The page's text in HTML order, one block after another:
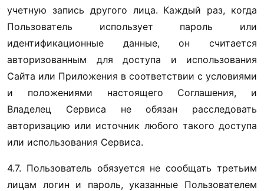
учетную запись другого лица. Каждый раз, когда
Пользователь использует пароль или
идентификационные данные, он считается
авторизованным для доступа и использования
Сайта или Приложения в соответствии с условиями
и положениями настоящего Соглашения, и
Владелец Сервиса не обязан расследовать
авторизацию или источник любого такого доступа
или использования Сервиса.
4.7. Пользователь обязуется не сообщать третьим
лицам логин и пароль, указанные Пользователем